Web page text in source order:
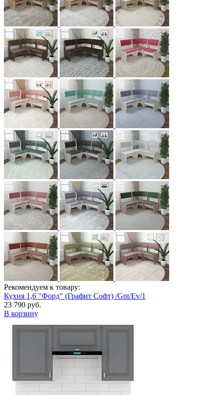
Рекомендуем к товару:
Кухня 1,6 "Форд" (Графит Софт) /Gnt/Ev/1
23 790 руб.
В корзину